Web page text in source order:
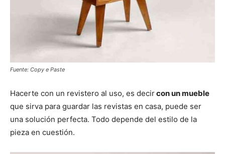
Fuente: Copy e Paste
Hacerte con un revistero al uso, es decircon un mueble
que sirva para guardar las revistas en casa, puede ser
una solución perfecta. Todo depende del estilo de la
pieza en cuestión.